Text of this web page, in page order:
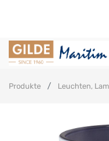
Produkte Leuchten,